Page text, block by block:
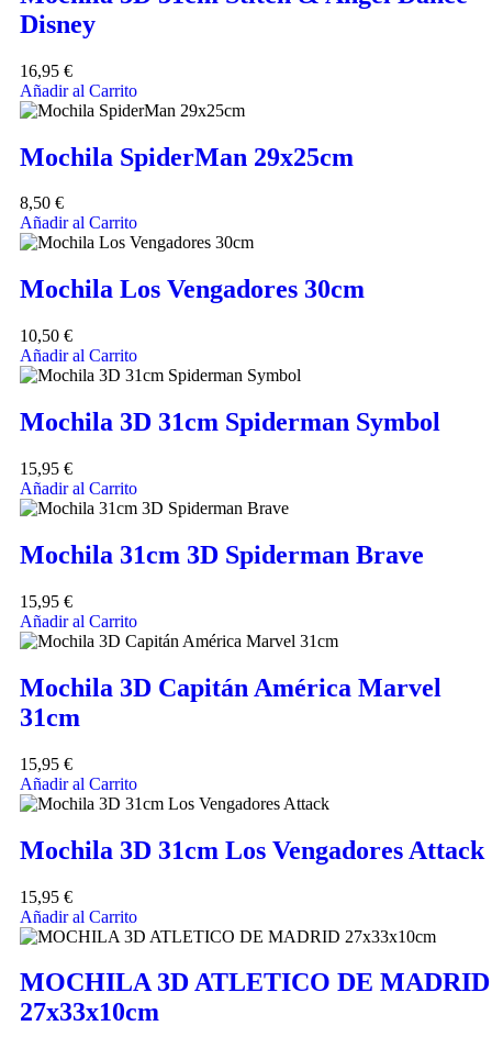
Disney
16,95 €
Añadir al Carrito
Mochila SpiderMan 29x25cm
8,50 €
Añadir al Carrito
Mochila Los Vengadores 30cm
10,50 €
Añadir al Carrito
Mochila 3D 31cm Spiderman Symbol
15,95 €
Añadir al Carrito
Mochila 31cm 3D Spiderman Brave
15,95 €
Añadir al Carrito
Mochila 3D Capitán América Marvel
31cm
15,95 €
Añadir al Carrito
Mochila 3D 31cm Los Vengadores Attack
15,95 €
Añadir al Carrito
MOCHILA 3D ATLETICO DE MADRID
27x33x10cm